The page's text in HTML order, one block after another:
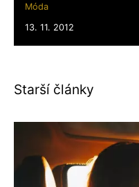
Móda
13. 11. 2012
Starší články